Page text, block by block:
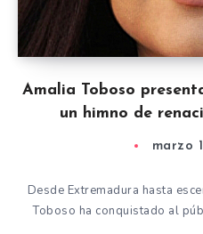
Amalia Toboso
un himno de
marzo
Desde Extremadura hasta
Toboso ha conquistado al